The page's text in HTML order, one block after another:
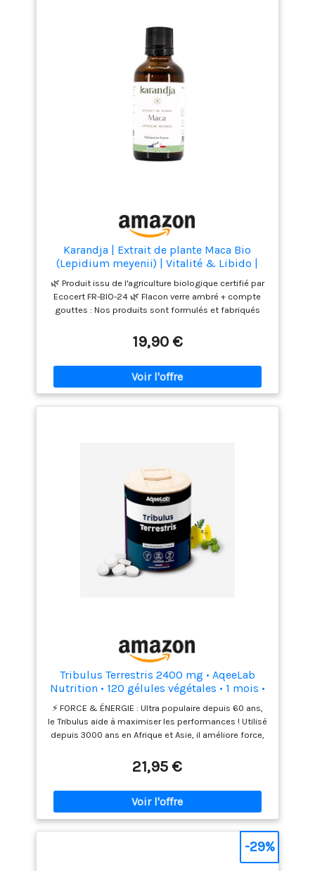
Karandja | Extrait de plante Maca Bio
(Lepidium meyenii) | Vitalité & Libido |
Phytothérapie | 50 ml | Fabriqué en France
🌿 Produit issu de l'agriculture biologique certifié par
Ecocert FR-BIO-24 🌿 Flacon verre ambré + compte
gouttes : Nos produits sont formulés et fabriqués
Nous sommes spécialisés dans les produits de bien-
être hauts de gamme. 🌿 Authenticité : Une maîtrise
de notre savoir-faire de la production agricole à la
commercialisation. 🌿 Karandja - Extrait de plante Bio
19,90 €
Tribulus Terrestris 2400 mg • AqeeLab
Nutrition • 120 gélules végétales • 1 mois •
Teneur garantie en Saponine • Force,
Énergie & Libido • Fabriqué en France •
Marque écoresponsable
⚡️ FORCE & ÉNERGIE : Ultra populaire depuis 60 ans,
le Tribulus aide à maximiser les performances ! Utilisé
depuis 3000 ans en Afrique et Asie, il améliore force,
protéique et récupération ! 💁‍🙋‍LIBIDO pour homme
et femmes : Le Tribulus améliore également la libido
et la sexualité, augmentant le désir, la capacité
sexuelle et le nombre de spermatozoïdes. Il possède
de nombreux effets positifs pour les hommes et les
femmes ! ✅ DOSAGE EFFICACE GARANTI : Le Tribulus
AqeeLab Nutrition offre 2400mg par prise avec un
21,95 €
-29%